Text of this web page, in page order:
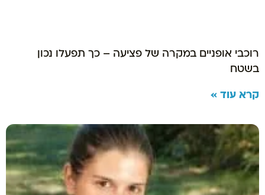
רוכבי אופניים במקרה של פציעה – כך תפעלו נכון
בשטח
קרא עוד »